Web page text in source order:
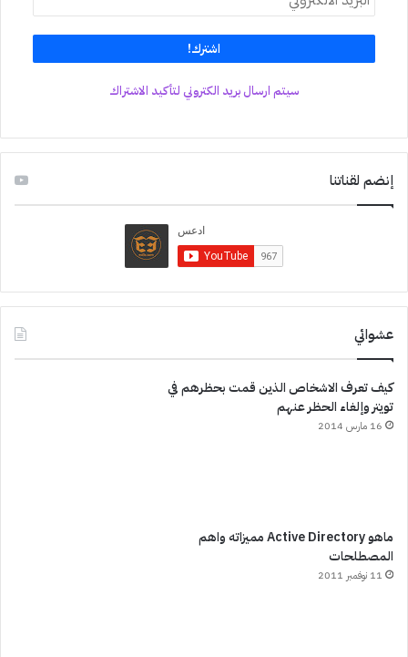
سيتم ارسال بريد الكتروني لتأكيد الاشتراك
إنضم لقناتنا
عشوائي
كيف تعرف الاشخاص الذين قمت بحظرهم في
تويتر وإلغاء الحظر عنهم
16 مارس 2014
ماهو Active Directory مميزاته واهم
المصطلحات
11 نوفمبر 2011